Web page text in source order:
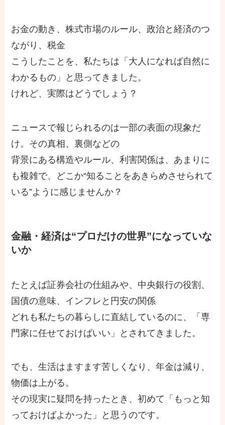
お金の動き、株式市場のルール、政治と経済のつ
ながり、税金
こうしたことを、私たちは「大人になれば自然に
わかるもの」と思ってきました。
けれど、実際はどうでしょう？
ニュースで報じられるのは一部の表面の現象だ
け。その真相、裏側などの
背景にある構造やルール、利害関係は、あまりに
も複雑で、どこか“知ることをあきらめさせられて
いる”ように感じませんか？
金融・経済は“プロだけの世界”になっていな
いか
たとえば証券会社の仕組みや、中央銀行の役割、
国債の意味、インフレと円安の関係
どれも私たちの暮らしに直結しているのに、「専
門家に任せておけばいい」とされてきました。
でも、生活はますます苦しくなり、年金は減り、
物価は上がる。
その現実に疑問を持ったとき、初めて「もっと知
っておけばよかった」と思うのです。